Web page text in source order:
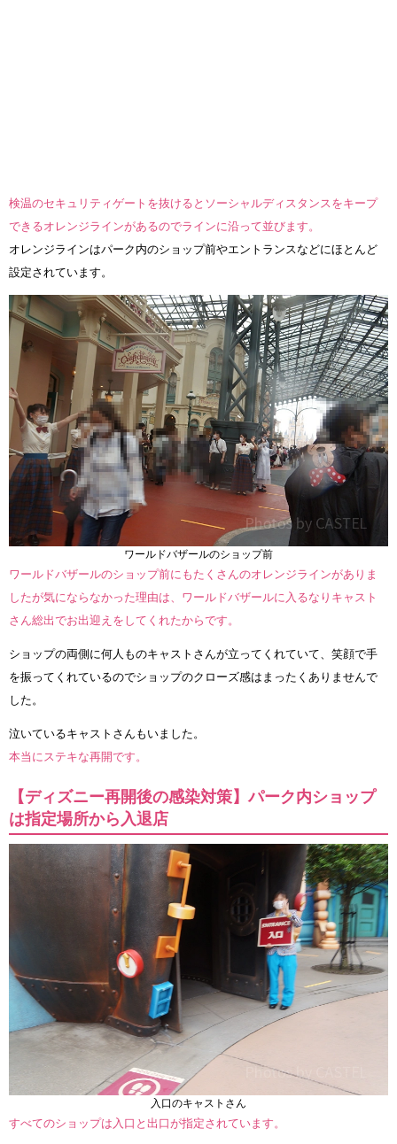
検温のセキュリティゲートを抜けるとソーシャルディスタンスをキープ
できるオレンジラインがあるのでラインに沿って並びます。
オレンジラインはパーク内のショップ前やエントランスなどにほとんど
設定されています。
ワールドバザールのショップ前
ワールドバザールのショップ前にもたくさんのオレンジラインがありま
したが気にならなかった理由は、ワールドバザールに入るなりキャスト
さん総出でお出迎えをしてくれたからです。
ショップの両側に何人ものキャストさんが立ってくれていて、笑顔で手
を振ってくれているのでショップのクローズ感はまったくありませんで
した。
泣いているキャストさんもいました。
本当にステキな再開です。
【ディズニー再開後の感染対策】パーク内ショップ
は指定場所から入退店
入口のキャストさん
すべてのショップは入口と出口が指定されています。